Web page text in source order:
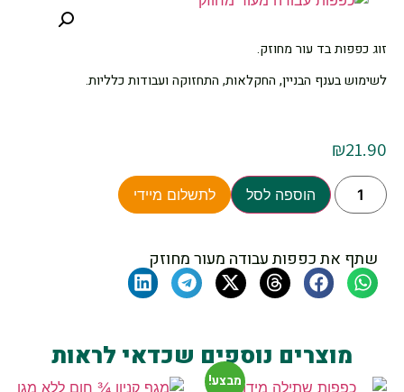
זוג כפפות בד עור מחוזק.
לשימוש בענף הבניין, החקלאות, התחזוקה ועבודות כלליות.
₪21.90
הוספה לסל לתשלום מיידי
שתף את כפפות עבודה מעור מחוזק
מוצרים נוספים שכדאי לראות
מבצע!